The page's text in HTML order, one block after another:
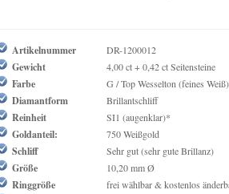
Artikelnummer DR-1200012
Gewicht 4,00 ct + 0,42 ct Seitensteine
Farbe G / Top Wesselton (feines Weiß)
Diamantform Brillantschliff
Reinheit SI1 (augenklar)*
Goldanteil: 750 Weißgold
Schliff Sehr gut (sehr gute Brillanz)
Größe 10,20 mm Ø
Ringgröße frei wählbar & kostenlos